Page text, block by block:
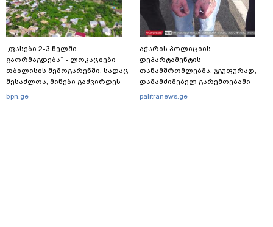
„ფასები 2-3 წელში
გაორმაგდება“ - ლოკაციები
თბილისის შემოგარენში, სადაც
შესაძლოა, მიწები გაძვირდეს
bpn.ge
აჭარის პოლიციის
დეპარტამენტის
თანამშრომლებმა, ჯგუფურად,
დამამძიმებელ გარემოებაში
ჩადენილი განზრახ
palitranews.ge